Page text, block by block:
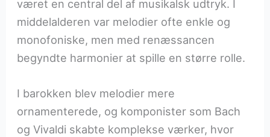
været en central del af musikalsk udtryk. I
middelalderen var melodier ofte enkle og
monofoniske, men med renæssancen
begyndte harmonier at spille en større rolle.
I barokken blev melodier mere
ornamenterede, og komponister som Bach
og Vivaldi skabte komplekse værker, hvor